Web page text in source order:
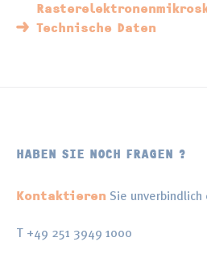
Technische Daten
HABEN SIE NOCH FRAGEN ?
Kontaktieren Sie unverbindlich
T +49 251 3949 1000